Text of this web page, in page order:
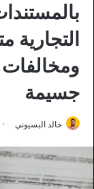
ومخالفات
جسيمة
خالد البسيوني